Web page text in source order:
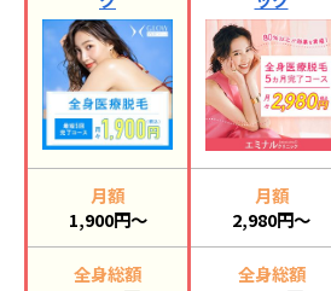
月額
1,900円～
月額
2,980円～
全身総額
全身総額